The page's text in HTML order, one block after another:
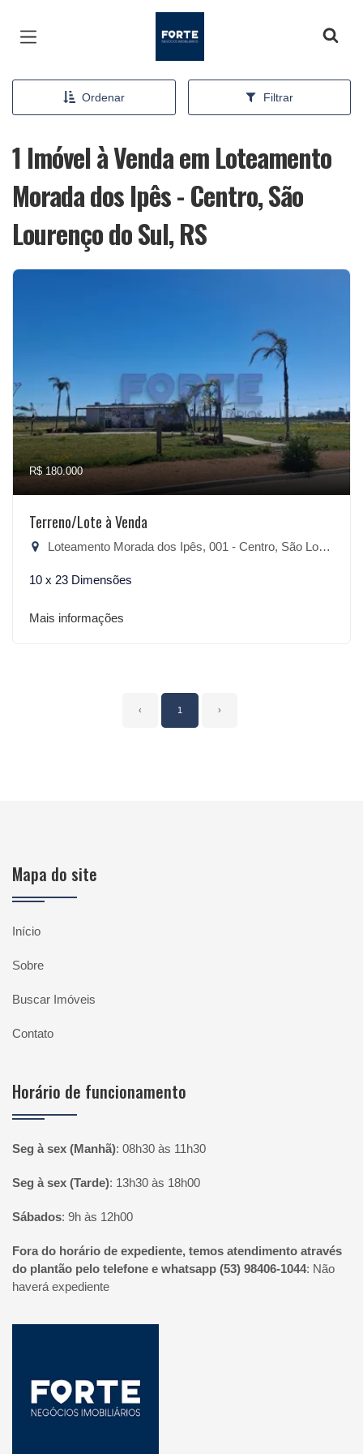
Ordenar Filtrar
1 Imóvel à Venda em Loteamento
Morada dos Ipês - Centro, São
Lourenço do Sul, RS
R$ 180.000
Terreno/Lote à Venda
Loteamento Morada dos Ipês, 001 - Centro, São Lourenço do Sul-RS
10 x 23 Dimensões
Mais informações
‹ 1 ›
Mapa do site
Início
Sobre
Buscar Imóveis
Contato
Horário de funcionamento
Seg à sex (Manhã): 08h30 às 11h30
Seg à sex (Tarde): 13h30 às 18h00
Sábados: 9h às 12h00
Fora do horário de expediente, temos atendimento através
do plantão pelo telefone e whatsapp (53) 98406-1044: Não
haverá expediente